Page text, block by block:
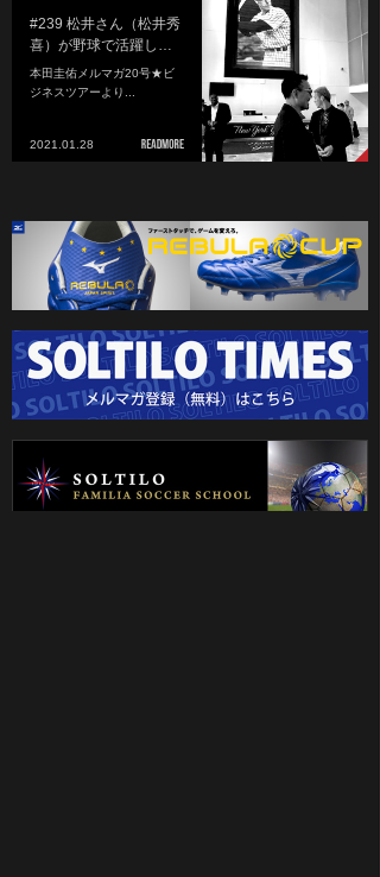
#239 松井さん（松井秀
喜）が野球で活躍し…
本田圭佑メルマガ20号★ビ
ジネスツアーより...
2021.01.28